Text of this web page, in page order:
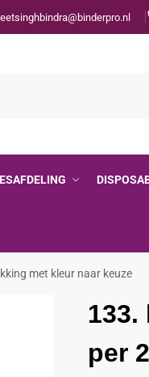
met kleur naar keuze
133.
per